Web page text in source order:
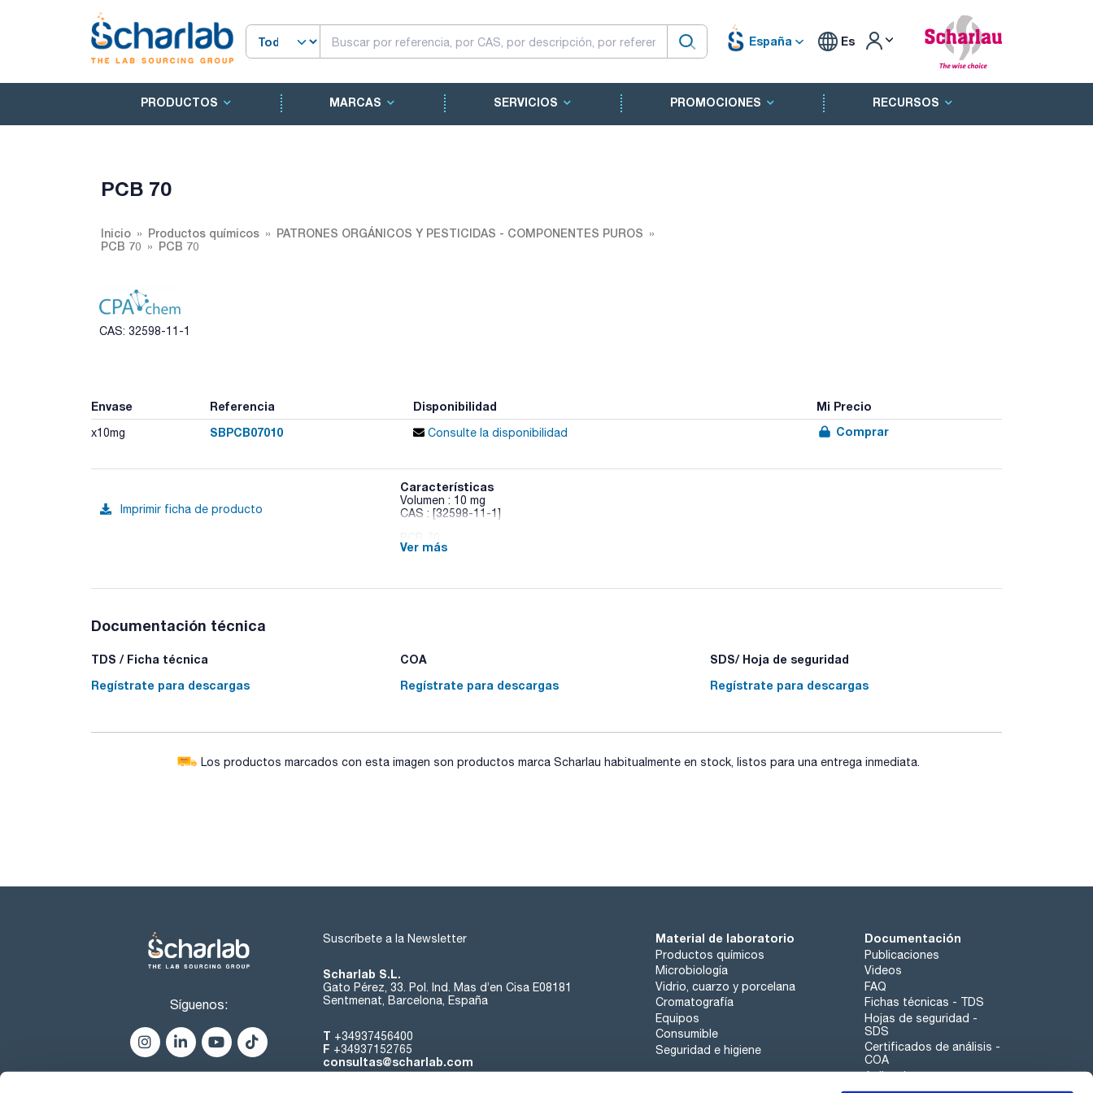
España Es
PRODUCTOS MARCAS SERVICIOS PROMOCIONES RECURSOS
PCB 70
Inicio Productos químicos
PATRONES ORGÁNICOS Y PESTICIDAS - COMPONENTES PUROS
PCB 70
PCB 70
CAS: 32598-11-1
Envase Referencia Disponibilidad Mi Precio
x10mg SBPCB07010 Consulte la disponibilidad Comprar
Imprimir ficha de producto
Características
Volumen : 10 mg
CAS : [32598-11-1]
Ver más
Documentación técnica
TDS / Ficha técnica
Regístrate para descargas
COA
Regístrate para descargas
SDS/ Hoja de seguridad
Regístrate para descargas
Los productos marcados con esta imagen son productos marca Scharlau habitualmente en stock, listos para una entrega inmediata.
Síguenos:
Suscríbete a la Newsletter
Scharlab S.L.
Gato Pérez, 33. Pol. Ind. Mas d’en Cisa E08181
Sentmenat, Barcelona, España
T +34937456400
F +34937152765
consultas@scharlab.com
Material de laboratorio
Productos químicos
Microbiología
Vidrio, cuarzo y porcelana
Cromatografía
Equipos
Consumible
Seguridad e higiene
Documentación
Publicaciones
Videos
FAQ
Fichas técnicas - TDS
Hojas de seguridad -
SDS
Certificados de análisis -
COA
Aplicaciones